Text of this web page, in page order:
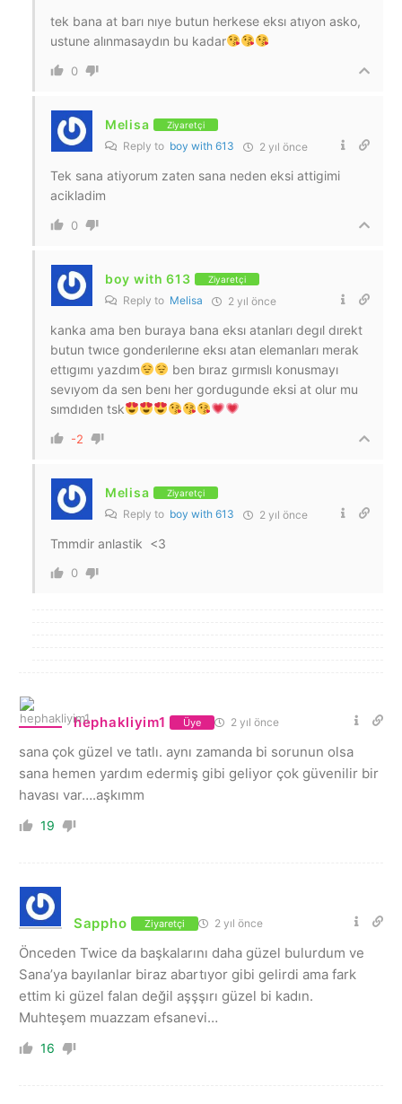
tek bana at barı nıye butun herkese eksı atıyon asko,
ustune alınmasaydın bu kadar
0
Melisa Ziyaretçi
Reply to boy with 613 2 yıl önce
Tek sana atiyorum zaten sana neden eksi attigimi
acikladim
0
boy with 613 Ziyaretçi
Reply to Melisa 2 yıl önce
kanka ama ben buraya bana eksı atanları degıl dırekt
butun twıce gonderılerıne eksı atan elemanları merak
ettıgımı yazdım
ben bıraz gırmıslı konusmayı
sevıyom da sen benı her gordugunde eksi at olur mu
sımdıden tsk
-2
Melisa Ziyaretçi
Reply to boy with 613 2 yıl önce
Tmmdir anlastik <3
0
hephakliyim1 Üye 2 yıl önce
sana çok güzel ve tatlı. aynı zamanda bi sorunun olsa
sana hemen yardım edermiş gibi geliyor çok güvenilir bir
havası var….aşkımm
19
Sappho Ziyaretçi 2 yıl önce
Önceden Twice da başkalarını daha güzel bulurdum ve
Sana’ya bayılanlar biraz abartıyor gibi gelirdi ama fark
ettim ki güzel falan değil aşşşırı güzel bi kadın.
Muhteşem muazzam efsanevi…
16